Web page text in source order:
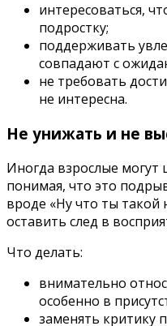
интересоваться,
подростку;
поддерживать
совпадают с
не требовать
не интересна.
Не унижать и не
Иногда взрослые
понимая, что это
вроде «Ну что ты такой
оставить след в
Что делать:
внимательно
особенно в
заменять